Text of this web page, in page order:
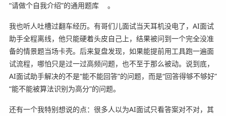
“请做个自我介绍”的通用题库
。
我也听人吐槽过翻车经历。有哥们儿面试当天耳机没电了，AI面试
助手全程离线，他只能硬着头皮自己上，结果被问到一个完全没准
备的情景题当场卡壳。后来复盘发现，如果能提前用工具跑一遍面
试流程，哪怕只是过一过高频问题，也不至于那么被动。说到底，
AI面试助手解决的不是“能不能回答”的问题，而是“回答得够不够好”
“能不能被算法识别为高分”的问题。
还有一个我特别想说的点：很多人以为AI面试只看答案对不对，其